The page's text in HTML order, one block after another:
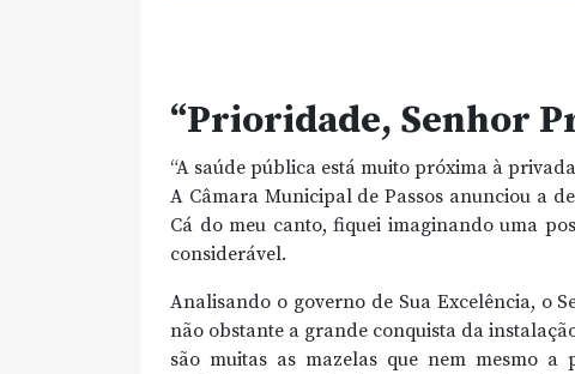
“Prioridade, Senhor
“A saúde pública está muito próxima à
A Câmara Municipal de Passos anunciou a
Cá do meu canto, fiquei imaginando uma
considerável.
Analisando o governo de Sua Excelência, o
não obstante a grande conquista da
são muitas as mazelas que nem mesmo